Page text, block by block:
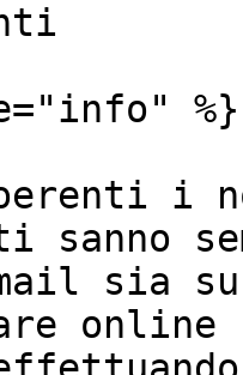
%}
i
sia
online